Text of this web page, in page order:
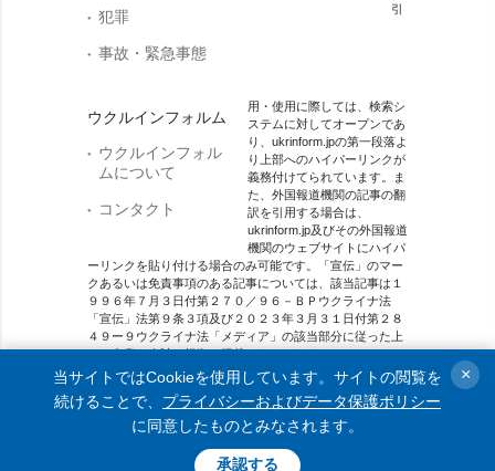
犯罪
事故・緊急事態
ウクルインフォルム
ウクルインフォル
ムについて
コンタクト
引
用・使用に際しては、検索シ
ステムに対してオープンであ
り、ukrinform.jpの第一段落よ
り上部へのハイパーリンクが
義務付けてられています。ま
た、外国報道機関の記事の翻
訳を引用する場合は、
ukrinform.jp及びその外国報道
機関のウェブサイトにハイパ
ーリンクを貼り付ける場合のみ可能です。「宣伝」のマー
クあるいは免責事項のある記事については、該当記事は１
９９６年７月３日付第２７０／９６－ＢＰウクライナ法
「宣伝」法第９条３項及び２０２３年３月３１日付第２８
４９ー９ウクライナ法「メディア」の該当部分に従った上
で、合意／会計を根拠に掲載されています。
オンラインメディア主体 メディア識別番号：R40-01421.
© 2015-2026 Ukrinform. All rights reserved.
当サイトではCookieを使用しています。サイトの閲覧を
続けることで、 プライバシーおよびデータ保護ポリシー
に同意したものとみなされます。
承認する
×